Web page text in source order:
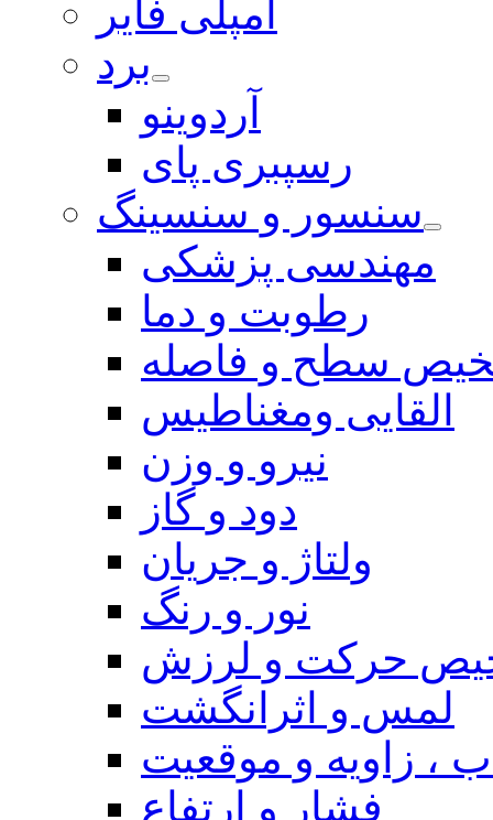
آمپلی فایر
برد
آردوینو
رسپبری پای
سنسور و سنسینگ
مهندسی پزشکی
رطوبت و دما
سطح و فاصله
القایی ومغناطیس
نیرو و وزن
دود و گاز
ولتاژ و جریان
نور و رنگ
حرکت و لرزش
لمس و اثرانگشت
، زاویه و موقعیت
فشار و ارتفاع